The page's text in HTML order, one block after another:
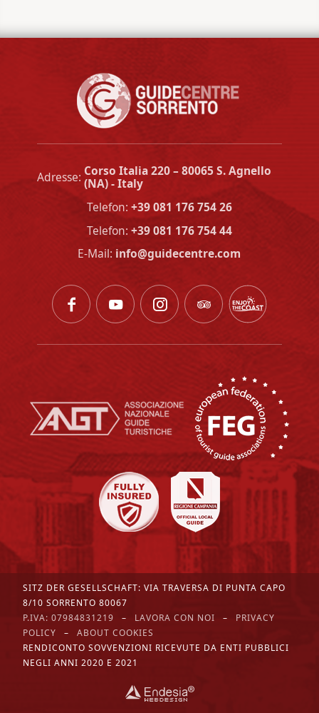
Fordern Sie diesen Ausflug an:
Vesuv
Füllen Sie das Formular aus und senden Sie es ab.
Bestätigung.
Persönliche Angaben
Vorname und Nachname *
Stadt *
Telefon *
Mobiltelefon / WhatsApp
E-mail *
Buchungsinformation
Adresse: Corso Italia 220–80065 S. Agnello
(NA)-Italy
Telefon: +39 081 176 754 26
Telefon: +39 081 176 754 44
E-Mail: info@guidecentre.com
SITZ DER GESELLSCHAFT: VIA TRAVERSA DI PUNTA CAPO
8/10 SORRENTO 80067
P.IVA: 07984831219 – LAVORA CON NOI –
PRIVACY
POLICY
–
ABOUT COOKIES
RENDICONTO SOVVENZIONI RICEVUTE DA ENTI PUBBLICI
NEGLI ANNI 2020 E 2021